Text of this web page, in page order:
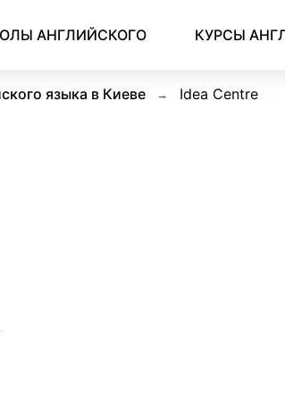
АНГЛИЙСКОГО КУРСЫ
языка в Киеве Idea Centre